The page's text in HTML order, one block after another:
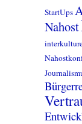
StartUps
Nahost